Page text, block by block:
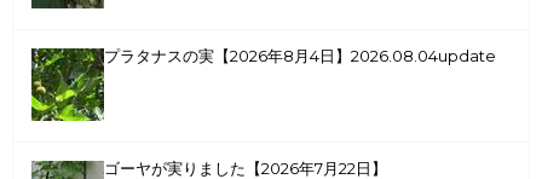
プラタナスの実【2026年8月4日】 2026.08.04update
ゴーヤが実りました【2026年7月22日】